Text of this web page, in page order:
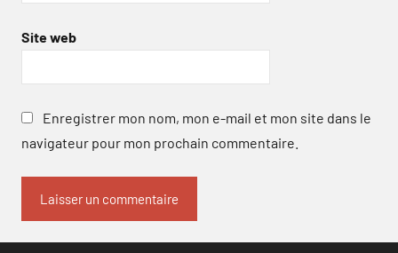
Site web
Enregistrer mon nom, mon e-mail et mon site dans le
navigateur pour mon prochain commentaire.